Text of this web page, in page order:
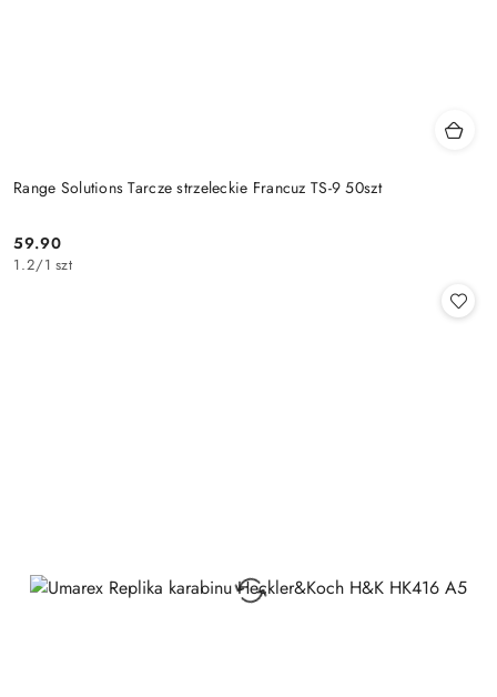
Range Solutions Tarcze strzeleckie Francuz TS-9 50szt
Cena:
59.90
1.2/1 szt